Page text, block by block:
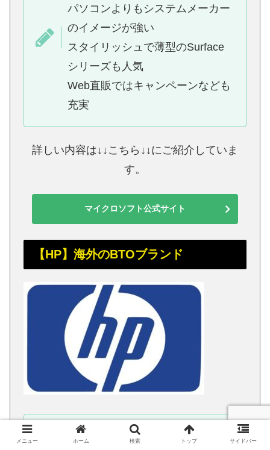
パソコンよりもシステムメーカー
のイメージが強い
スタイリッシュで薄型のSurface
シリーズも人気
Web直販ではキャンペーンなども
充実
詳しい内容は↓↓こちら↓↓にご紹介していま
す。
マイクロソフト公式サイト
【HP】海外のBTOブランド
世界でも多くのシェアを持ってい
メニュー ホーム 検索 トップ サイドバー